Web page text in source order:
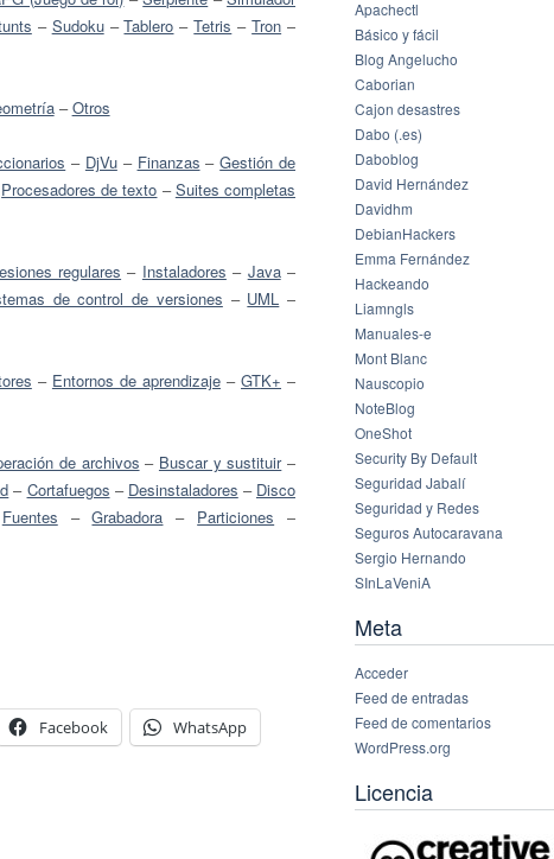
– Sudoku–Tablero –Tetris –Tron –
–Otros
– DjVu– Finanzas –Gestión de
Procesadores de texto –Suites completas
regulares – Instaladores – Java–
de control de versiones – UML –
– Entornos de aprendizaje–GTK+ –
de archivos – Buscar y sustituir–
– Cortafuegos – Desinstaladores – Disco
Fuentes –Grabadora – Particiones –
Facebook WhatsApp
Apachectl
Básico y fácil
Blog Angelucho
Caborian
Cajon desastres
Dabo (.es)
Daboblog
David Hernández
Davidhm
DebianHackers
Emma Fernández
Hackeando
Liamngls
Manuales-e
Mont Blanc
Nauscopio
NoteBlog
OneShot
Security By Default
Seguridad Jabalí
Seguridad y Redes
Seguros Autocaravana
Sergio Hernando
SInLaVeniA
Meta
Acceder
Feed de entradas
Feed de comentarios
WordPress.org
Licencia